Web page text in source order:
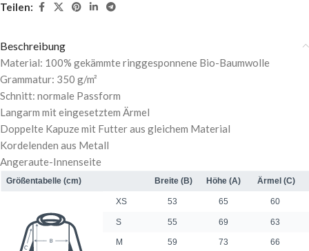
Teilen:
Beschreibung
Material: 100% gekämmte ringgesponnene Bio-Baumwolle
Grammatur: 350 g/m²
Schnitt: normale Passform
Langarm mit eingesetztem Ärmel
Doppelte Kapuze mit Futter aus gleichem Material
Kordelenden aus Metall
Angeraute-Innenseite